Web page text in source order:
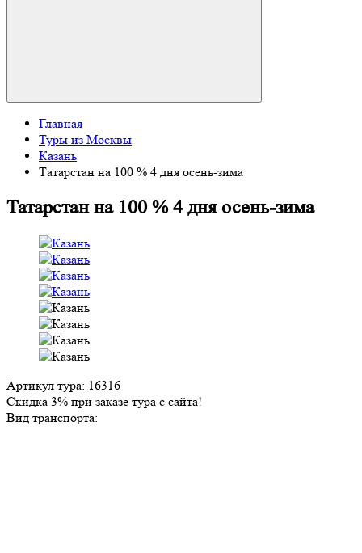
Главная
Туры из Москвы
Казань
Татарстан на 100 % 4 дня осень-зима
Татарстан на 100 % 4 дня осень-зима
Артикул тура: 16316
Скидка 3% при заказе тура с сайта!
Вид транспорта: